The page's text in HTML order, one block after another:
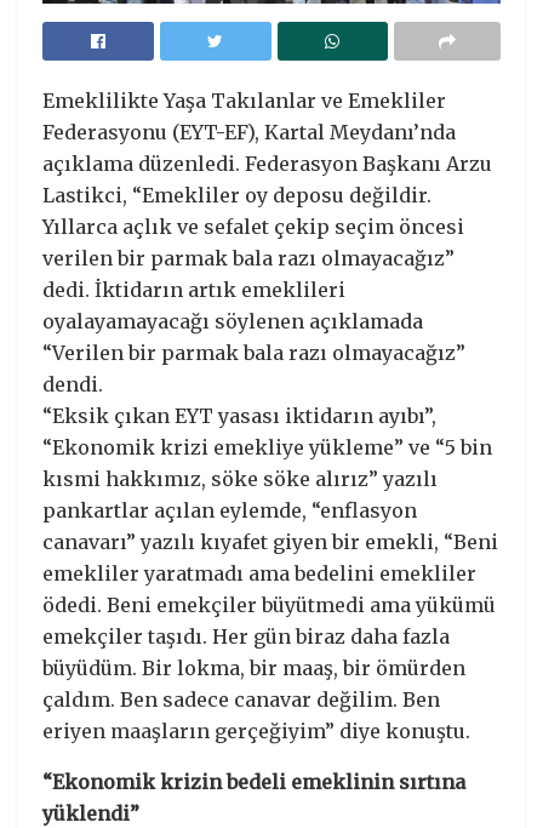
Emeklilikte Yaşa Takılanlar ve Emekliler
Federasyonu (EYT-EF), Kartal Meydanı’nda
açıklama düzenledi. Federasyon Başkanı Arzu
Lastikci, “Emekliler oy deposu değildir.
Yıllarca açlık ve sefalet çekip seçim öncesi
verilen bir parmak bala razı olmayacağız”
dedi. İktidarın artık emeklileri
oyalayamayacağı söylenen açıklamada
“Verilen bir parmak bala razı olmayacağız”
dendi.
“Eksik çıkan EYT yasası iktidarın ayıbı”,
“Ekonomik krizi emekliye yükleme” ve “5 bin
kısmi hakkımız, söke söke alırız” yazılı
pankartlar açılan eylemde, “enflasyon
canavarı” yazılı kıyafet giyen bir emekli, “Beni
emekliler yaratmadı ama bedelini emekliler
ödedi. Beni emekçiler büyütmedi ama yükümü
emekçiler taşıdı. Her gün biraz daha fazla
büyüdüm. Bir lokma, bir maaş, bir ömürden
çaldım. Ben sadece canavar değilim. Ben
eriyen maaşların gerçeğiyim” diye konuştu.
“Ekonomik krizin bedeli emeklinin sırtına
yüklendi”